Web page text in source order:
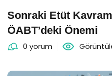
Sonraki Etüt
ÖABT’deki Önemi
0 yorum